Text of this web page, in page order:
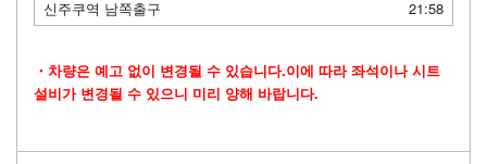
신주쿠역 남쪽출구
21:58
・차량은 예고 없이 변경될 수 있습니다.이에 따라 좌석이나 시트
설비가 변경될 수 있으니 미리 양해 바랍니다.